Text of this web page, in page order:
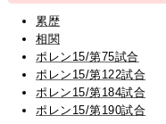
累歴
相関
ポレン15/第75試合
ポレン15/第122試合
ポレン15/第184試合
ポレン15/第190試合